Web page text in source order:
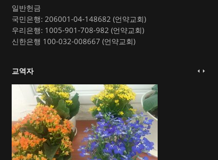
일반헌금
국민은행: 206001-04-148682 (언약교회)
우리은행: 1005-901-708-982 (언약교회)
신한은행 100-032-008667 (언약교회)
교역자